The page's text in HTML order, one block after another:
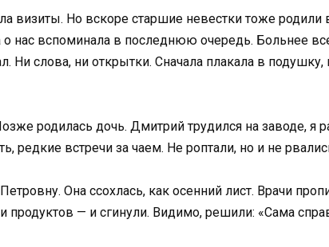
визиты. Но вскоре старшие невестки тоже
нас вспоминала в последнюю очередь. Больнее
слова, ни открытки. Сначала плакала в
родилась дочь. Дмитрий трудился на заводе, я
редкие встречи за чаем. Не роптали, но и не
Она ссохлась, как осенний лист. Врачи
продуктов — и сгинули. Видимо, решили: «Сама